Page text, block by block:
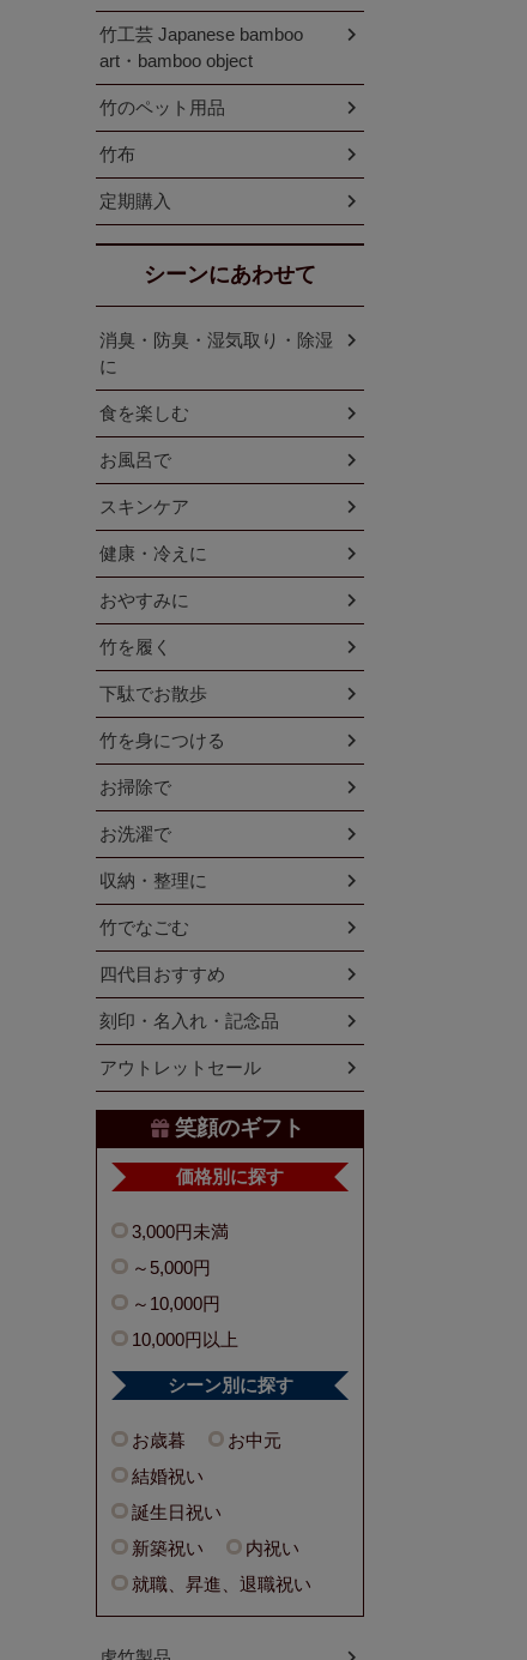
竹工芸 Japanese bamboo
art・bamboo object
竹のペット用品
竹布
定期購入
シーンにあわせて
消臭・防臭・湿気取り・除湿
に
食を楽しむ
お風呂で
スキンケア
健康・冷えに
おやすみに
竹を履く
下駄でお散歩
竹を身につける
お掃除で
お洗濯で
収納・整理に
竹でなごむ
四代目おすすめ
刻印・名入れ・記念品
アウトレットセール
笑顔のギフト
価格別に探す
3,000円未満
～5,000円
～10,000円
10,000円以上
シーン別に探す
お歳暮
お中元
結婚祝い
誕生日祝い
新築祝い
内祝い
就職、昇進、退職祝い